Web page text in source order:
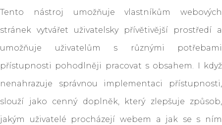
Tento nástroj umožňuje vlastníkům webových
stránek vytvářet uživatelsky přívětivější prostředí a
umožňuje uživatelům s různými potřebami
přístupnosti pohodlněji pracovat s obsahem. I když
nenahrazuje správnou implementaci přístupnosti,
slouží jako cenný doplněk, který zlepšuje způsob,
jakým uživatelé procházejí webem a jak se s ním